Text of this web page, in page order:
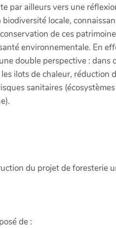
par ailleurs vers une
locale,
de ces
environnementale. En
double perspective :
ilots de chaleur, réduction
sanitaires
du projet de
de :